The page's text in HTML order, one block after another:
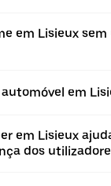
em Lisieux sem
em
em Lisieux
dos